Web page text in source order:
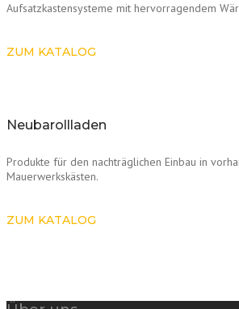
Aufsatzkastensysteme mit hervorragendem
ZUM KATALOG
Neubarollladen
Produkte für den nachträglichen Einbau in
Mauerwerkskästen.
ZUM KATALOG